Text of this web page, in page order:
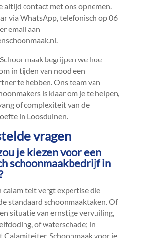
altijd contact met ons opnemen.​
via WhatsApp, telefonisch op 06
email aan
begrijpen we hoe
in tijden van nood een
te hebben.​ Ons team van
is klaar om je te helpen,
of complexiteit van de
in Loosduinen.​
vragen
je kiezen voor een
schoonmaakbedrijf in
calamiteit vergt expertise die
standaard schoonmaaktaken.​ Of
situatie van ernstige vervuiling,
of waterschade; in
Calamiteiten Schoonmaak voor je